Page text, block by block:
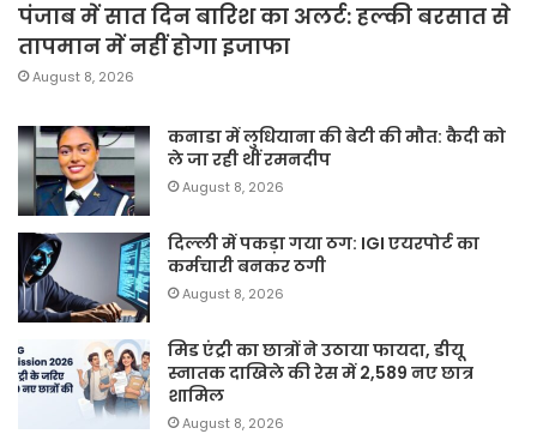
पंजाब में सात दिन बारिश का अलर्ट: हल्की बरसात से
तापमान में नहीं होगा इजाफा
August 8, 2026
कनाडा में लुधियाना की बेटी की माैत: कैदी को
ले जा रही थीं रमनदीप
August 8, 2026
दिल्ली में पकड़ा गया ठग: IGI एयरपोर्ट का
कर्मचारी बनकर ठगी
August 8, 2026
मिड एंट्री का छात्रों ने उठाया फायदा, डीयू
स्नातक दाखिले की रेस में 2,589 नए छात्र
शामिल
August 8, 2026